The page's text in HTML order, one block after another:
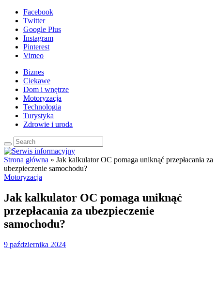
Facebook
Twitter
Google Plus
Instagram
Pinterest
Vimeo
Biznes
Ciekawe
Dom i wnętrze
Motoryzacja
Technologia
Turystyka
Zdrowie i uroda
Strona główna » Jak kalkulator OC pomaga uniknąć przepłacania za
ubezpieczenie samochodu?
Motoryzacja
Jak kalkulator OC pomaga uniknąć
przepłacania za ubezpieczenie
samochodu?
9 października 2024